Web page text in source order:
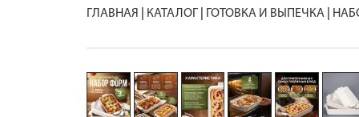
ГЛАВНАЯ КАТАЛОГ ГОТОВКА И ВЫПЕЧКА